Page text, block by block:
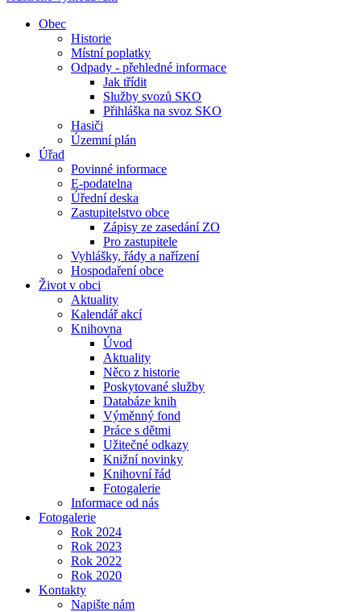
Obec
Historie
Místní poplatky
Odpady - přehledné informace
Jak třídit
Služby svozů SKO
Přihláška na svoz SKO
Hasiči
Územní plán
Úřad
Povinné informace
E-podatelna
Úřední deska
Zastupitelstvo obce
Zápisy ze zasedání ZO
Pro zastupitele
Vyhlášky, řády a nařízení
Hospodaření obce
Život v obci
Aktuality
Kalendář akcí
Knihovna
Úvod
Aktuality
Něco z historie
Poskytované služby
Databáze knih
Výměnný fond
Práce s dětmi
Užitečné odkazy
Knižní novinky
Knihovní řád
Fotogalerie
Informace od nás
Fotogalerie
Rok 2024
Rok 2023
Rok 2022
Rok 2020
Kontakty
Napište nám